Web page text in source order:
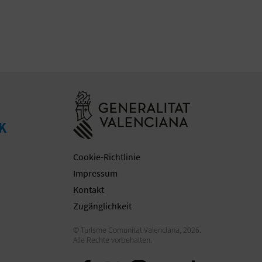
Cookie-Richtlinie
Impressum
Kontakt
Zugänglichkeit
© Turisme Comunitat Valenciana, 2026.
Alle Rechte vorbehalten.